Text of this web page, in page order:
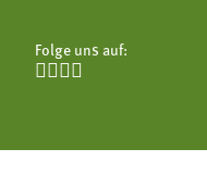
Folge uns auf:
